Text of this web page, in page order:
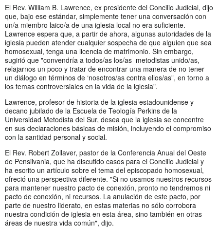
El Rev. William B. Lawrence, ex presidente del Concilio Judicial, dijo
que, bajo ese estándar, simplemente tener una conversación con
un/a miembro laico/a de una iglesia local no era suficiente.
Lawrence espera que, a partir de ahora, algunas autoridades de la
iglesia pueden atender cualquier sospecha de que alguien que sea
homosexual, tenga una licencia de matrimonio. Sin embargo,
sugirió que "convendría a todos/as los/as metodistas unido/as,
relajarnos un poco y tratar de encontrar una manera de no tener
un diálogo en términos de ‘nosotros/as contra ellos/as”, en torno a
los temas controversiales en la vida de la iglesia".
Lawrence, profesor de historia de la iglesia estadounidense y
decano jubilado de la Escuela de Teología Perkins de la
Universidad Metodista del Sur, desea que la iglesia se concentre
en sus declaraciones básicas de misión, incluyendo el compromiso
con la santidad personal y social.
El Rev. Robert Zollaver, pastor de la Conferencia Anual del Oeste
de Pensilvania, que ha discutido casos para el Concilio Judicial y
ha escrito un artículo sobre el tema del episcopado homosexual,
ofreció una perspectiva diferente. "Si no usamos nuestros recursos
para mantener nuestro pacto de conexión, pronto no tendremos ni
pacto de conexión, ni recursos. La anulación de este pacto, por
parte de nuestro liderato, en estas materias no sólo corrobora
nuestra condición de iglesia en esta área, sino también en otras
áreas de nuestra vida común", dijo.